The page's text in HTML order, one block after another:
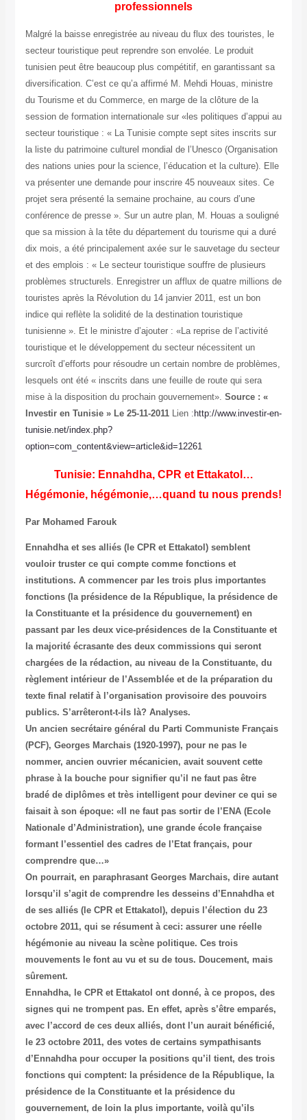
professionnels
Malgré la baisse enregistrée au niveau du flux des touristes, le
secteur touristique peut reprendre son envolée. Le produit
tunisien peut être beaucoup plus compétitif, en garantissant sa
diversification. C’est ce qu’a affirmé M. Mehdi Houas, ministre
du Tourisme et du Commerce, en marge de la clôture de la
session de formation internationale sur «les politiques d’appui au
secteur touristique : « La Tunisie compte sept sites inscrits sur
la liste du patrimoine culturel mondial de l’Unesco (Organisation
des nations unies pour la science, l’éducation et la culture). Elle
va présenter une demande pour inscrire 45 nouveaux sites. Ce
projet sera présenté la semaine prochaine, au cours d’une
conférence de presse ». Sur un autre plan, M. Houas a souligné
que sa mission à la tête du département du tourisme qui a duré
dix mois, a été principalement axée sur le sauvetage du secteur
et des emplois : « Le secteur touristique souffre de plusieurs
problèmes structurels. Enregistrer un afflux de quatre millions de
touristes après la Révolution du 14 janvier 2011, est un bon
indice qui reflète la solidité de la destination touristique
tunisienne ». Et le ministre d’ajouter : «La reprise de l’activité
touristique et le développement du secteur nécessitent un
surcroît d’efforts pour résoudre un certain nombre de problèmes,
lesquels ont été « inscrits dans une feuille de route qui sera
mise à la disposition du prochain gouvernement». Source : «
Investir en Tunisie » Le 25-11-2011 Lien : http://www.investir-en-
tunisie.net/index.php?
option=com_content&view=article&id=12261
Tunisie: Ennahdha, CPR et Ettakatol…
Hégémonie, hégémonie,…quand tu nous prends!
Par Mohamed Farouk
Ennahdha et ses alliés (le CPR et Ettakatol) semblent
vouloir truster ce qui compte comme fonctions et
institutions. A commencer par les trois plus importantes
fonctions (la présidence de la République, la présidence de
la Constituante et la présidence du gouvernement) en
passant par les deux vice-présidences de la Constituante et
la majorité écrasante des deux commissions qui seront
chargées de la rédaction, au niveau de la Constituante, du
règlement intérieur de l’Assemblée et de la préparation du
texte final relatif à l’organisation provisoire des pouvoirs
publics. S’arrêteront-t-ils là? Analyses.
Un ancien secrétaire général du Parti Communiste Français
(PCF), Georges Marchais (1920-1997), pour ne pas le
nommer, ancien ouvrier mécanicien, avait souvent cette
phrase à la bouche pour signifier qu’il ne faut pas être
bradé de diplômes et très intelligent pour deviner ce qui se
faisait à son époque: «Il ne faut pas sortir de l’ENA (Ecole
Nationale d’Administration), une grande école française
formant l’essentiel des cadres de l’Etat français, pour
comprendre que…»
On pourrait, en paraphrasant Georges Marchais, dire autant
lorsqu’il s’agit de comprendre les desseins d’Ennahdha et
de ses alliés (le CPR et Ettakatol), depuis l’élection du 23
octobre 2011, qui se résument à ceci: assurer une réelle
hégémonie au niveau la scène politique. Ces trois
mouvements le font au vu et su de tous. Doucement, mais
sûrement.
Ennahdha, le CPR et Ettakatol ont donné, à ce propos, des
signes qui ne trompent pas. En effet, après s’être emparés,
avec l’accord de ces deux alliés, dont l’un aurait bénéficié,
le 23 octobre 2011, des votes de certains sympathisants
d’Ennahdha pour occuper la positions qu’il tient, des trois
fonctions qui comptent: la présidence de la République, la
présidence de la Constituante et la présidence du
gouvernement, de loin la plus importante, voilà qu’ils